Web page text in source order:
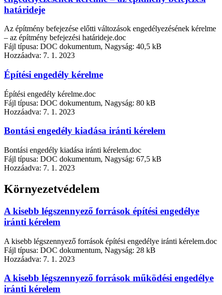
határideje
Az építmény befejezése előtti változások engedélyezésének kérelme
– az építmény befejezési határideje.doc
Fájl típusa: DOC dokumentum, Nagyság: 40,5 kB
Hozzáadva: 7. 1. 2023
Építési engedély kérelme
Építési engedély kérelme.doc
Fájl típusa: DOC dokumentum, Nagyság: 80 kB
Hozzáadva: 7. 1. 2023
Bontási engedély kiadása iránti kérelem
Bontási engedély kiadása iránti kérelem.doc
Fájl típusa: DOC dokumentum, Nagyság: 67,5 kB
Hozzáadva: 7. 1. 2023
Környezetvédelem
A kisebb légszennyező források építési engedélye
iránti kérelem
A kisebb légszennyező források építési engedélye iránti kérelem.doc
Fájl típusa: DOC dokumentum, Nagyság: 28 kB
Hozzáadva: 7. 1. 2023
A kisebb légszennyező források működési engedélye
iránti kérelem